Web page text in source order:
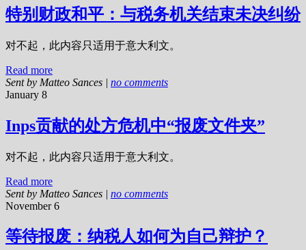
特别财政和平：与税务机关结束未决纠纷
对不起，此内容只适用于意大利文。
Read more
Sent by Matteo Sances | no comments
January 8
Inps贡献的处方危机中“报废文件夹”
对不起，此内容只适用于意大利文。
Read more
Sent by Matteo Sances | no comments
November 6
等待报废：纳税人如何为自己辩护？